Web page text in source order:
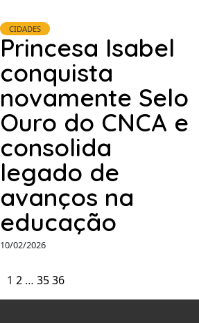
CIDADES
Princesa Isabel
conquista
novamente Selo
Ouro do CNCA e
consolida
legado de
avanços na
educação
10/02/2026
1 2 … 35 36